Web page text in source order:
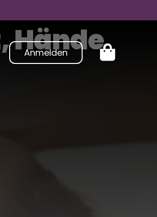
Anmelden
Hände